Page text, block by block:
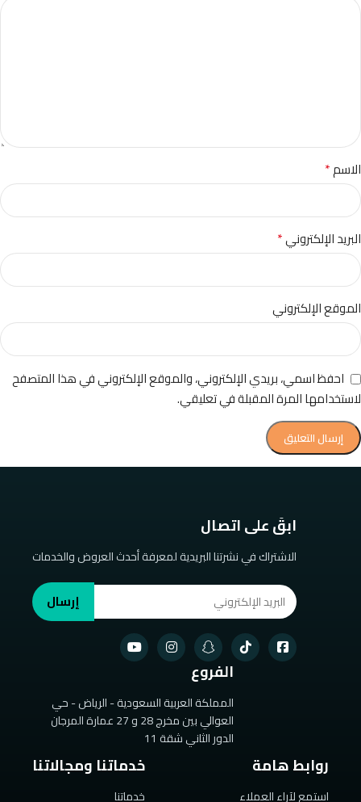
الاسم*
البريد الإلكتروني*
الموقع الإلكتروني
احفظ اسمي، بريدي الإلكتروني، والموقع الإلكتروني في هذا المتصفح
لاستخدامها المرة المقبلة في تعليقي.
ابقَ على اتصال
الاشتراك في نشرتنا البريدية لمعرفة أحدث العروض والخدمات
إرسال
الفروع
المملكة العربية السعودية - الرياض - حي
العوالي بين مخرج 28 و 27 عمارة المرجان
الدور الثاني شقة 11
خدماتنا ومجالاتنا
خدماتنا
روابط هامة
استمع لآراء العملاء